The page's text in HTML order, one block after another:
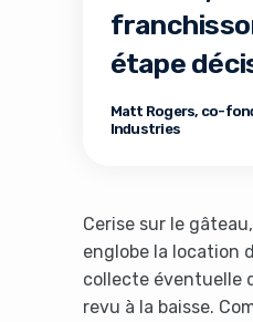
étape
Matt Rogers, co-
Industries
Cerise sur le
englobe la location
collecte éventuelle
revu à la baisse.